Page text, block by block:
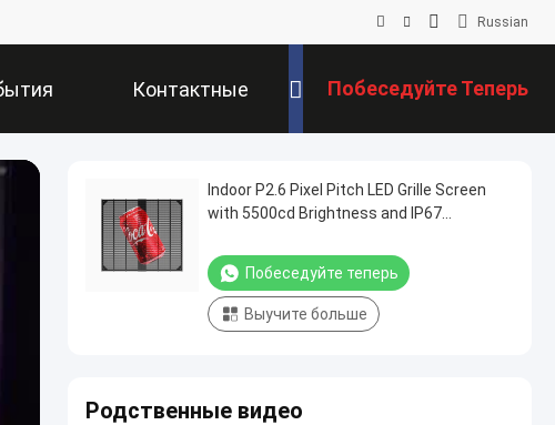
Russian
Контактные
Данные
Побеседуйте Теперь
Indoor P2.6 Pixel Pitch LED Grille Screen
with 5500cd Brightness and IP67
P2.6 пиксельный пиксельный
светодиодный стеклянный экран с
5500cd яркостью и IP67
водонепроницаемым для розничных
Побеседуйте теперь
Выучите больше
Родственные видео